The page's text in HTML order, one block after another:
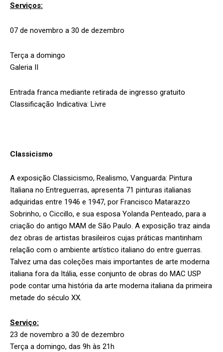
Serviços:
07 de novembro a 30 de dezembro
Terça a domingo
Galeria II
Entrada franca mediante retirada de ingresso gratuito
Classificação Indicativa: Livre
Classicismo
A exposição Classicismo, Realismo, Vanguarda: Pintura
Italiana no Entreguerras, apresenta 71 pinturas italianas
adquiridas entre 1946 e 1947, por Francisco Matarazzo
Sobrinho, o Ciccillo, e sua esposa Yolanda Penteado, para a
criação do antigo MAM de São Paulo. A exposição traz ainda
dez obras de artistas brasileiros cujas práticas mantinham
relação com o ambiente artístico italiano do entre guerras.
Talvez uma das coleções mais importantes de arte moderna
italiana fora da Itália, esse conjunto de obras do MAC USP
pode contar uma história da arte moderna italiana da primeira
metade do século XX.
Serviço:
23 de novembro a 30 de dezembro
Terça a domingo, das 9h às 21h